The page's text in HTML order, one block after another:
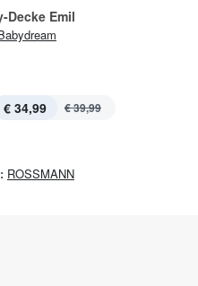
Decke Emil
€ 34,99 € 39,99
ROSSMANN